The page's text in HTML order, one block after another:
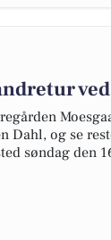
og se
søndag den